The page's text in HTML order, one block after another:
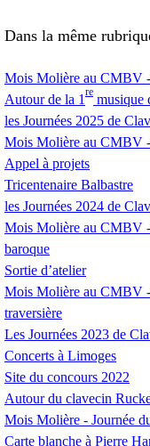
Dans la même
Mois Molière au CMBV
Autour de la 1
re
musique
les Journées 2025 de
Mois Molière au CMBV
Appel à projets
Tricentenaire Balbastre
les Journées 2024 de
Mois Molière au CMBV
baroque
Sortie d’atelier
Mois Molière au CMBV
traversière
Les Journées 2023 de
Concerts à Limoges
Site du concours 2022
Autour du clavecin
Mois Molière - Journée
Carte blanche à Pierre